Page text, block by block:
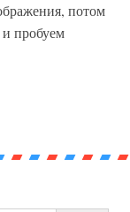
потом
и пробуем